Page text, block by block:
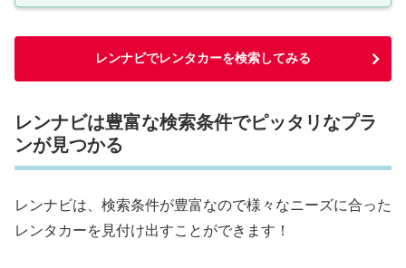
レンナビでレンタカーを検索してみる
レンナビは豊富な検索条件でピッタリなプラ
ンが見つかる
レンナビは、検索条件が豊富なので様々なニーズに合った
レンタカーを見付け出すことができます！